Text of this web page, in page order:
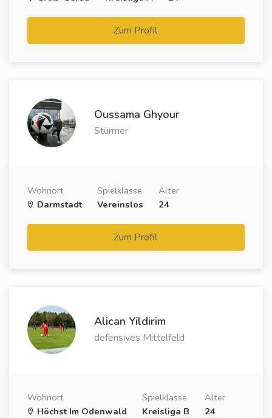
Zum Profil
Oussama Ghyour
Stürmer
Wohnort
Darmstadt
Spielklasse
Vereinslos
Alter
24
Zum Profil
Alican Yildirim
defensives Mittelfeld
Wohnort
Höchst Im Odenwald
Spielklasse
Kreisliga B
Alter
24